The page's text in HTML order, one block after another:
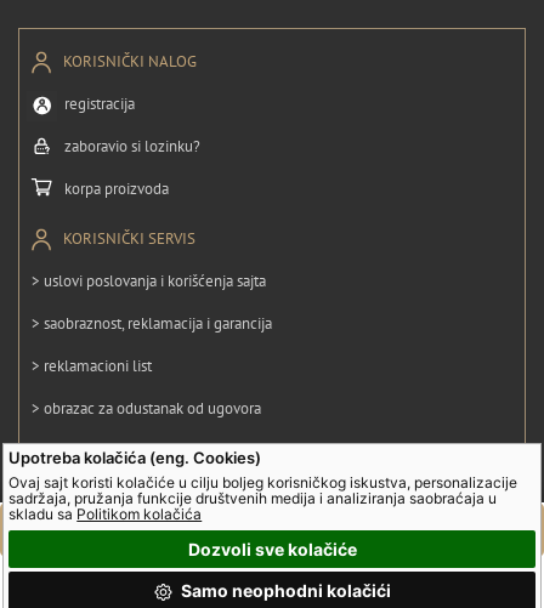
Upotreba kolačića (eng. Cookies)
Ovaj sajt koristi kolačiće u cilju boljeg korisničkog iskustva, personalizacije
sadržaja, pružanja funkcije društvenih medija i analiziranja saobraćaja u
skladu sa Politikom kolačića
Dozvoli sve kolačiće
Samo neophodni kolačići
KORISNIČKI NALOG
registracija
zaboravio si lozinku?
korpa proizvoda
KORISNIČKI SERVIS
> uslovi poslovanja i korišćenja sajta
> saobraznost, reklamacija i garancija
> reklamacioni list
> obrazac za odustanak od ugovora
> politika privatnosti
> politika kolačića
© UltraGroup. Sva prava su zadržana.